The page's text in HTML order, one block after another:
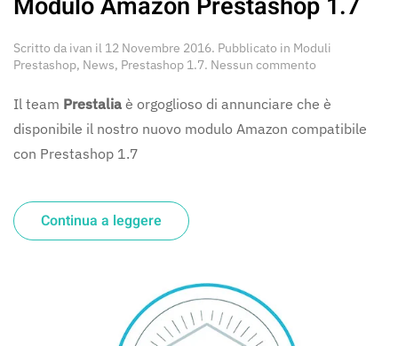
Scritto da ivan il 12 Novembre 2016. Pubblicato in Moduli
Prestashop, News, Prestashop 1.7. Nessun commento
Amazon
Prestashop
1.7
Il team Prestalia è orgoglioso di annunciare che è
disponibile il nostro nuovo modulo Amazon compatibile
con Prestashop 1.7
Continua a leggere